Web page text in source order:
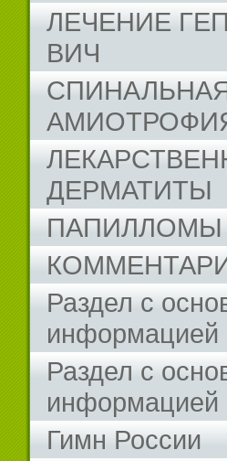
ЛЕЧЕНИЕ
ВИЧ
ДЕРМАТИТЫ
ПАПИЛЛОМЫ
Раздел с
информацией
Раздел с
информацией
Гимн России